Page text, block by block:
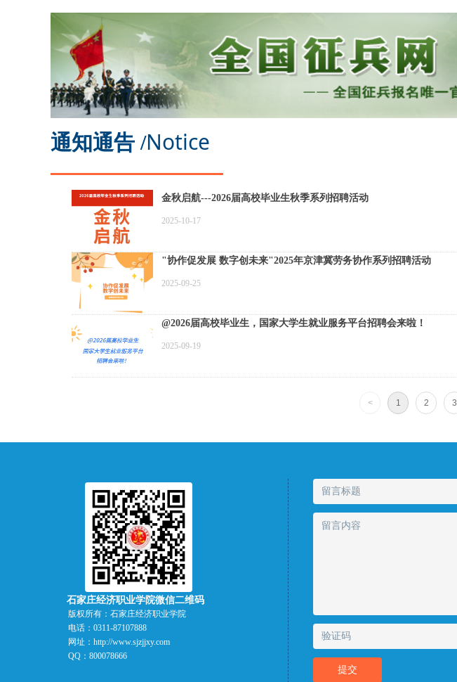
通知通告 /Notice
金秋启航---2026届高校毕业生秋季系列招聘活动
2025-10-17
"协作促发展 数字创未来"2025年京津冀劳务协作系列招聘活动
2025-09-25
@2026届高校毕业生，国家大学生就业服务平台招聘会来啦！
2025-09-19
< 1 2 3
石家庄经济职业学院微信二维码
提交
版权所有： 石家庄经济职业学院
电话： 0311-87107888
网址： http://www.sjzjjxy.com
QQ： 800078666